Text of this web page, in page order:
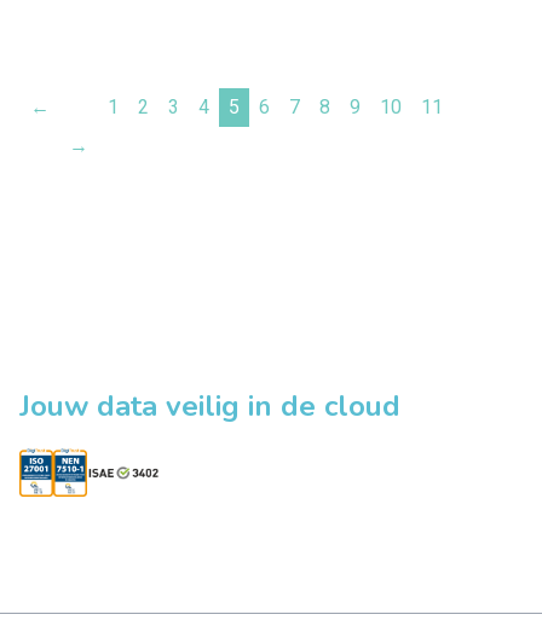
← 1 2 3 4 5 6 7 8 9 10
11
→
Jouw data veilig in de cloud